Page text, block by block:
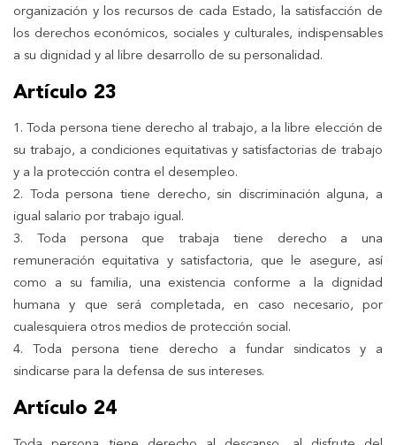
organización y los recursos de cada Estado, la satisfacción de
los derechos económicos, sociales y culturales, indispensables
a su dignidad y al libre desarrollo de su personalidad.
Artículo 23
1. Toda persona tiene derecho al trabajo, a la libre elección de
su trabajo, a condiciones equitativas y satisfactorias de trabajo
y a la protección contra el desempleo.
2. Toda persona tiene derecho, sin discriminación alguna, a
igual salario por trabajo igual.
3. Toda persona que trabaja tiene derecho a una
remuneración equitativa y satisfactoria, que le asegure, así
como a su familia, una existencia conforme a la dignidad
humana y que será completada, en caso necesario, por
cualesquiera otros medios de protección social.
4. Toda persona tiene derecho a fundar sindicatos y a
sindicarse para la defensa de sus intereses.
Artículo 24